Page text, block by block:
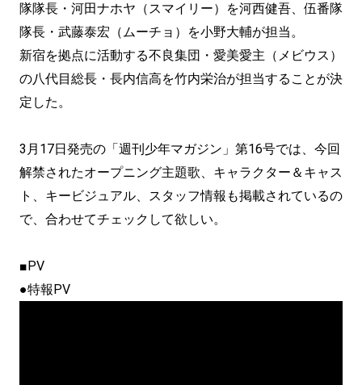
隊隊長・河田ナホヤ（スマイリー）を河西健吾、伍番隊
隊長・武藤泰宏（ムーチョ）を小野大輔が担当。
新宿を拠点に活動する不良集団・愛美愛主（メビウス）
の八代目総長・長内信高を竹内栄治が担当することが決
定した。
3月17日発売の「週刊少年マガジン」第16号では、今回
解禁されたオープニング主題歌、キャラクター＆キャス
ト、キービジュアル、スタッフ情報も掲載されているの
で、合わせてチェックして欲しい。
■PV
●特報PV